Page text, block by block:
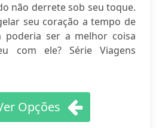
não derrete sob seu toque.
seu coração a tempo de
poderia ser a melhor coisa
com ele? Série Viagens
Opções